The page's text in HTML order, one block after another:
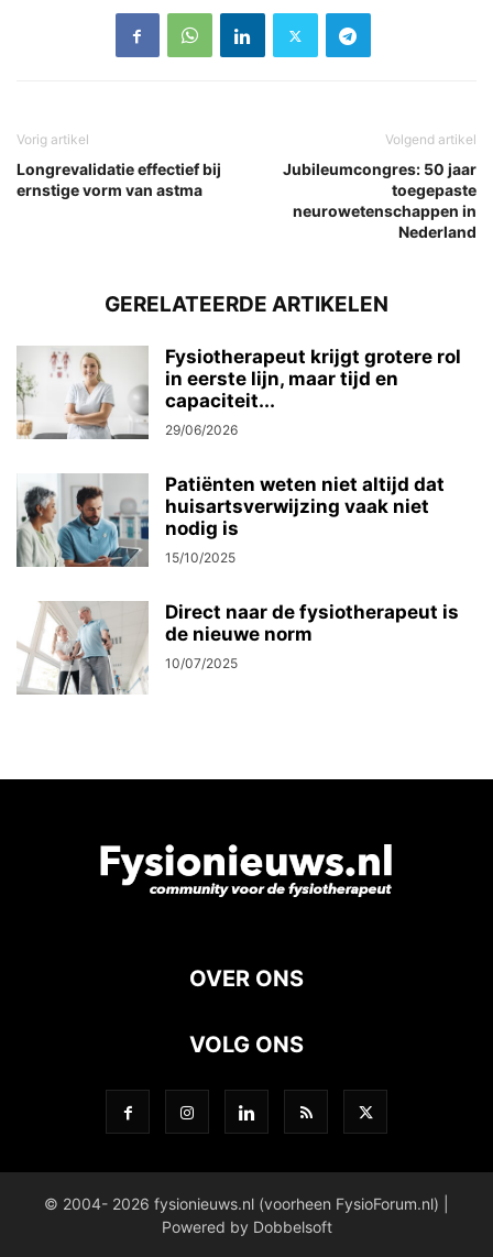
Vorig artikel
Longrevalidatie effectief bij
ernstige vorm van astma
Volgend artikel
Jubileumcongres: 50 jaar
toegepaste
neurowetenschappen in
Nederland
GERELATEERDE ARTIKELEN
Fysiotherapeut krijgt grotere rol
in eerste lijn, maar tijd en
capaciteit...
29/06/2026
Patiënten weten niet altijd dat
huisartsverwijzing vaak niet
nodig is
15/10/2025
Direct naar de fysiotherapeut is
de nieuwe norm
10/07/2025
OVER ONS
VOLG ONS
© 2004- 2026 fysionieuws.nl (voorheen FysioForum.nl) |
Powered by Dobbelsoft